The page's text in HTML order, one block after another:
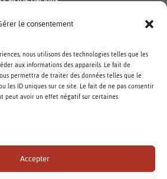
le consentement
nous utilisons des technologies telles que les
aux informations des appareils. Le fait de
permettra de traiter des données telles que le
les ID uniques sur ce site. Le fait de ne pas consentir
peut avoir un effet négatif sur certaines
Accepter
» POUR ACTIVER
CONFIDENTIALITÉ
J’accepte